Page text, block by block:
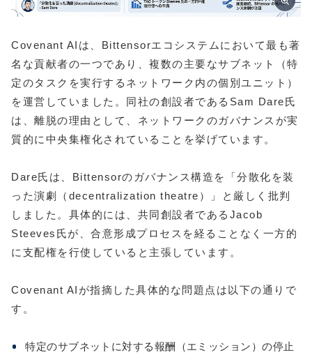
Covenant AIは、Bittensorエコシステムにおいて最も著
名な貢献者の一つであり、複数の主要なサブネット（特
定のタスクを実行するネットワーク内の個別ユニット）
を運営していました。同社の創設者であるSam Dare氏
は、離脱の理由として、ネットワークのガバナンスが実
質的に中央集権化されていることを挙げています。
Dare氏は、Bittensorのガバナンス構造を「分散化を装
った演劇（decentralization theatre）」と厳しく批判
しました。具体的には、共同創設者であるJacob
Steeves氏が、合意形成プロセスを経ることなく一方的
に支配権を行使していると主張しています。
Covenant AIが指摘した具体的な問題点は以下の通りで
す。
特定のサブネットに対する報酬（エミッション）の停止